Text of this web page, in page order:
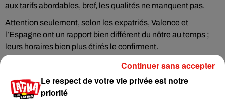
aux tarifs abordables, bref, les qualités ne manquent pas.
Attention seulement, selon les expatriés, Valence et
l’Espagne ont un rapport bien différent du nôtre au temps ;
leurs horaires bien plus étirés le confirment.
Un phénomène qui n’a pas refroidi les 100 000 expatriés que
Le respect de votre vie privée est notre
priorité
Continuer sans accepter